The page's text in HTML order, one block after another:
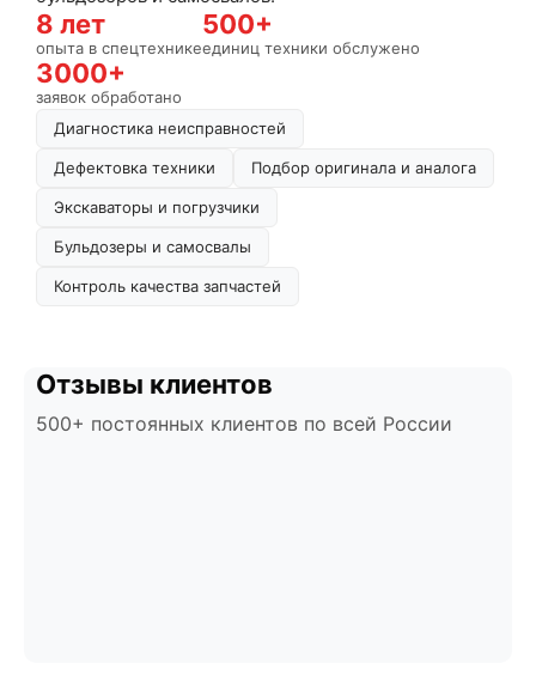
8 лет
опыта в спецтехнике
500+
единиц техники обслужено
3000+
заявок обработано
Диагностика неисправностей
Дефектовка техники Подбор оригинала и аналога
Экскаваторы и погрузчики
Бульдозеры и самосвалы
Контроль качества запчастей
Отзывы клиентов
500+ постоянных клиентов по всей России